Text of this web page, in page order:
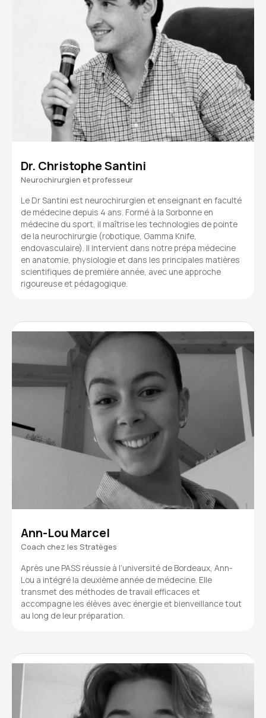
Dr. Christophe Santini
Neurochirurgien et professeur
Le Dr Santini est neurochirurgien et enseignant en faculté
de médecine depuis 4 ans. Formé à la Sorbonne en
médecine du sport, il maîtrise les technologies de pointe
de la neurochirurgie (robotique, Gamma Knife,
endovasculaire). Il intervient dans notre prépa médecine
en anatomie, physiologie et dans les principales matières
scientifiques de première année, avec une approche
rigoureuse et pédagogique.
Ann-Lou Marcel
Coach chez les Stratèges
Après une PASS réussie à l’université de Bordeaux, Ann-
Lou a intégré la deuxième année de médecine. Elle
transmet des méthodes de travail efficaces et
accompagne les élèves avec énergie et bienveillance tout
au long de leur préparation.